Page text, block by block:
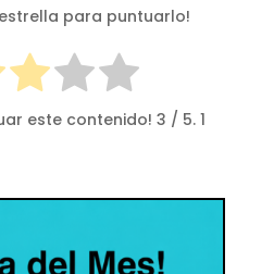
estrella para puntuarlo!
este contenido!3 / 5.1